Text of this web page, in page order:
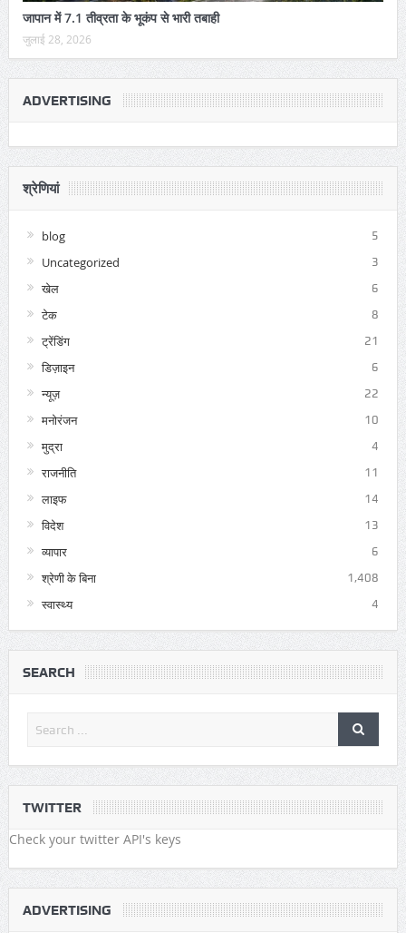
जापान में 7.1 तीव्रता के भूकंप से भारी तबाही
जुलाई 28, 2026
ADVERTISING
श्रेणियां
blog 5
Uncategorized 3
खेल 6
टेक 8
ट्रेंडिंग 21
डिज़ाइन 6
न्यूज़ 22
मनोरंजन 10
मुद्रा 4
राजनीति 11
लाइफ 14
विदेश 13
व्यापार 6
श्रेणी के बिना 1,408
स्वास्थ्य 4
SEARCH
TWITTER
Check your twitter API's keys
ADVERTISING